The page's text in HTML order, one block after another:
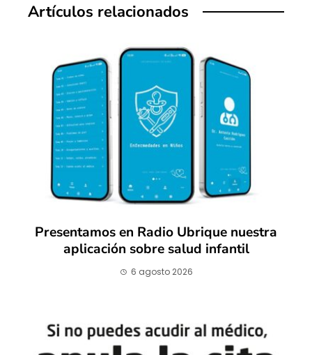
ESTRUCTURA DEL PROGRAMA
Trastornos por calor
¿Cuándo poner
Artículos relacionados
Presentamos en Radio Ubrique nuestra
aplicación sobre salud infantil
6 agosto 2026